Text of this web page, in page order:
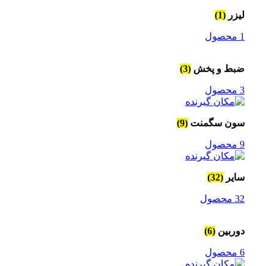
لیزر (1)
1 محصول
ضبط و پخش (3)
3 محصول
سون سگمنت (9)
9 محصول
سایر (32)
32 محصول
دوربین (6)
6 محصول